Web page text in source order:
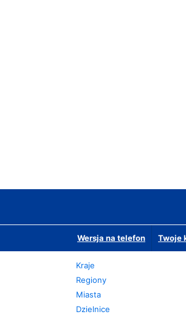
Wersja na telefon Twoje
Kraje
Regiony
Miasta
Dzielnice